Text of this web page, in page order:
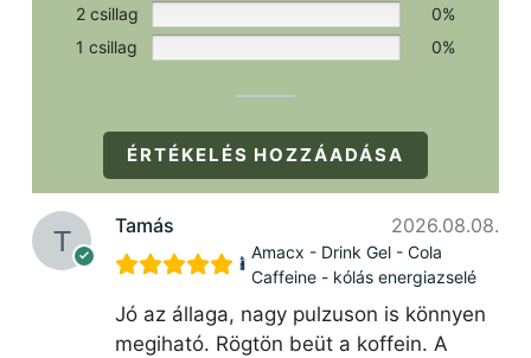
2 csillag
0%
1 csillag
0%
ÉRTÉKELÉS HOZZÁADÁSA
Tamás 2026.08.08.
Amacx - Drink Gel - Cola
Caffeine - kólás energiazselé
Jó az állaga, nagy pulzuson is könnyen
megiható. Rögtön beüt a koffein. A